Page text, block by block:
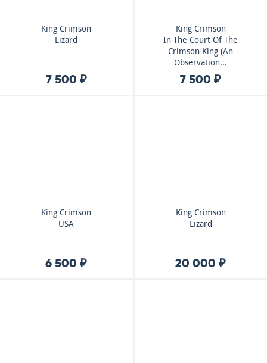
King Crimson
Lizard
7 500 ₽
King Crimson
In The Court Of The
Crimson King (An
Observation...
7 500 ₽
King Crimson
USA
6 500 ₽
King Crimson
Lizard
20 000 ₽